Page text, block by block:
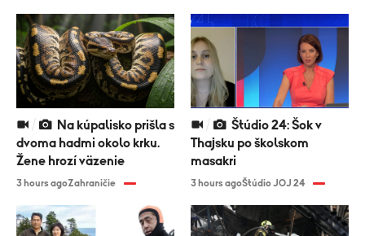
dvoma hadmi okolo krku.
Žene hrozí väzenie
3 hours agoZahraničie
Thajsku po školskom
masakri
3 hours agoŠtúdio JOJ 24